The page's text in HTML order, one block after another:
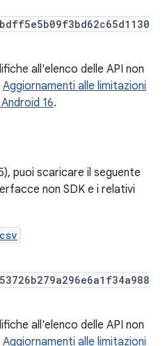
all'elenco delle API non
Aggiornamenti alle limitazioni
16.
puoi scaricare il seguente
non SDK e i relativi
all'elenco delle API non
Aggiornamenti alle limitazioni